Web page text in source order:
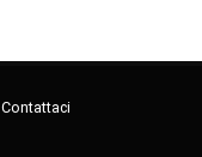
Contattaci